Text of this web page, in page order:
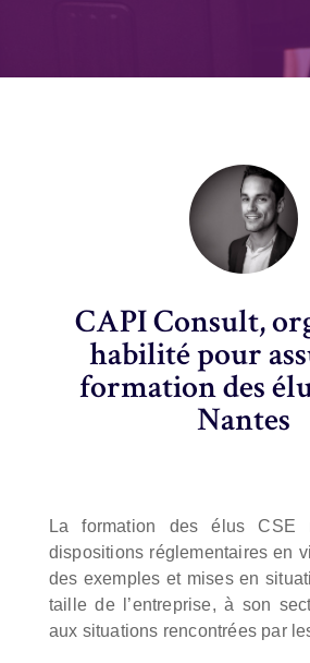
CAPI Consult,
habilité pour
formation des
Nantes
La formation des élus CSE
dispositions réglementaires en
des exemples et mises en
taille de l’entreprise, à son
aux situations rencontrées par